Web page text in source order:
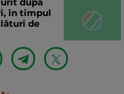
în timpul
de